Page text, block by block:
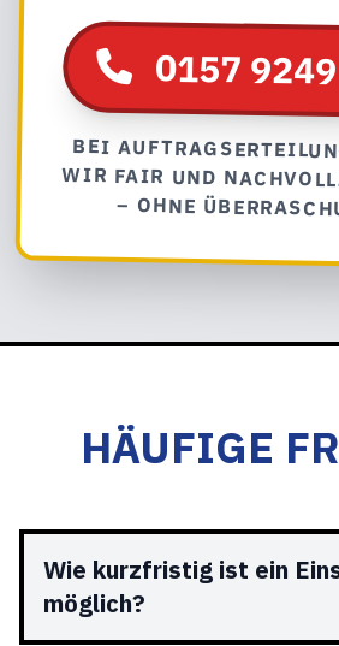
0157
BEI
WIR FAIR UND
– OHNE
HÄUFIGE
Wie kurzfristig ist ein
möglich?